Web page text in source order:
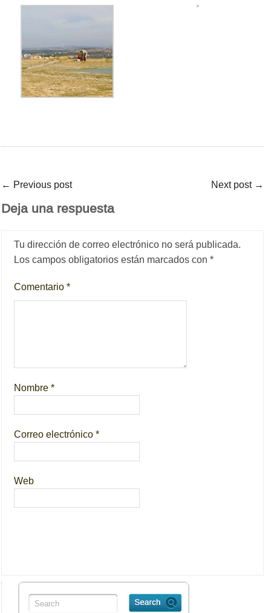
← Previous post Next post →
Deja una respuesta
Tu dirección de correo electrónico no será publicada.
Los campos obligatorios están marcados con*
Comentario*
Nombre*
Correo electrónico*
Web